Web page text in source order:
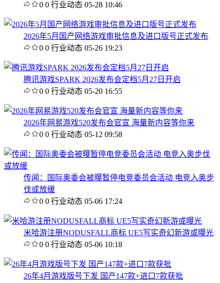
0 0 行业动态 05-28 10:46
2026年5月国产网络游戏审批信息及进口版号正式发布
0 0 行业动态 05-26 19:23
腾讯游戏SPARK 2026发布会定档5月27日开启
0 0 行业动态 05-20 16:55
2026年网易游戏520发布会官宣 海量新内容等你来
0 0 行业动态 05-12 09:58
传闻：国际奥委会被曝暂停电竞委员会活动 电竞入奥步
伐或放缓
0 0 行业动态 05-06 17:24
米哈游注册NODUSFALL商标 UE5写实奇幻新游或曝光
0 0 行业动态 05-06 10:18
26年4月游戏版号下发 国产147款+进口7款获批